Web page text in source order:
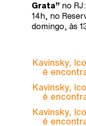
Grata” no
14h, no
domingo, às
Kavinsky,
é
Kavinsky,
é
Kavinsky,
é